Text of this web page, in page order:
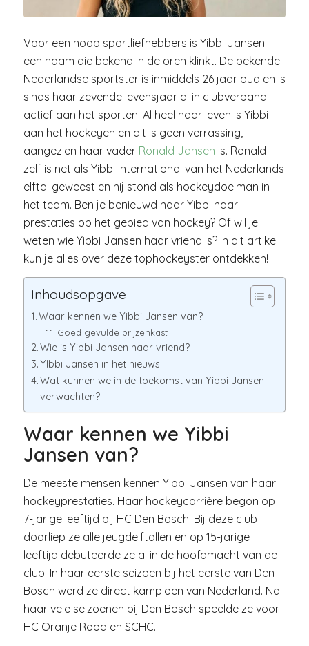
Voor een hoop sportliefhebbers is Yibbi Jansen
een naam die bekend in de oren klinkt. De bekende
Nederlandse sportster is inmiddels 26 jaar oud en is
sinds haar zevende levensjaar al in clubverband
actief aan het sporten. Al heel haar leven is Yibbi
aan het hockeyen en dit is geen verrassing,
aangezien haar vader Ronald Jansen is. Ronald
zelf is net als Yibbi international van het Nederlands
elftal geweest en hij stond als hockeydoelman in
het team. Ben je benieuwd naar Yibbi haar
prestaties op het gebied van hockey? Of wil je
weten wie Yibbi Jansen haar vriend is? In dit artikel
kun je alles over deze tophockeyster ontdekken!
Inhoudsopgave
Waar kennen we Yibbi Jansen van?
Goed gevulde prijzenkast
Wie is Yibbi Jansen haar vriend?
YIbbi Jansen in het nieuws
Wat kunnen we in de toekomst van Yibbi Jansen
verwachten?
Waar kennen we Yibbi
Jansen van?
De meeste mensen kennen Yibbi Jansen van haar
hockeyprestaties. Haar hockeycarrière begon op
7-jarige leeftijd bij HC Den Bosch. Bij deze club
doorliep ze alle jeugdelftallen en op 15-jarige
leeftijd debuteerde ze al in de hoofdmacht van de
club. In haar eerste seizoen bij het eerste van Den
Bosch werd ze direct kampioen van Nederland. Na
haar vele seizoenen bij Den Bosch speelde ze voor
HC Oranje Rood en SCHC.